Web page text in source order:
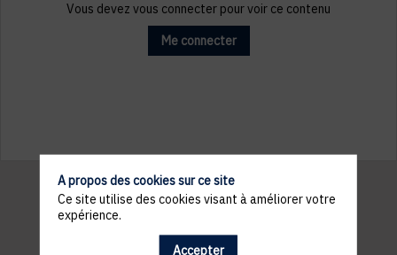
Vous devez vous connecter pour voir ce contenu
Me connecter
Informations
A propos des cookies sur ce site
Ce site utilise des cookies visant à améliorer votre
expérience.
Accepter